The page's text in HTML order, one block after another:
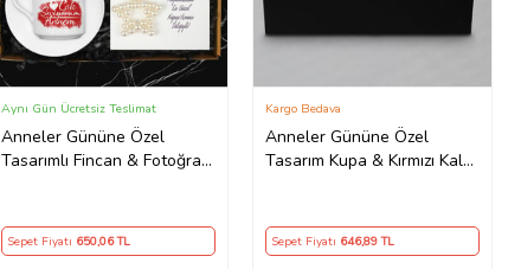
Anneler Gününe Özel
Tasarımlı Fincan & Fotoğraf
Aynı Gün Ücretsiz Teslimat
Sepet Fiyatı 650,06 TL
Anneler Gününe Özel
Tasarım Kupa & Kırmızı Kalp
Kartı Hediye Seti
Kargo Bedava
Sepet Fiyatı 646,89 TL